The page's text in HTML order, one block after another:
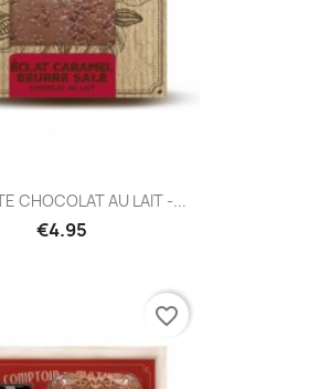
CHOCOLAT AU LAIT -...
€4.95
favorite_border